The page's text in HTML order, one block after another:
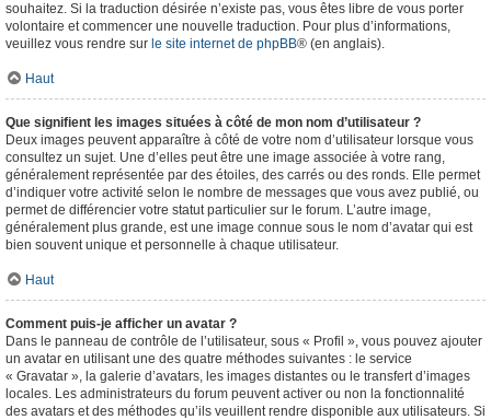
souhaitez. Si la traduction désirée n’existe pas, vous êtes libre de vous porter
volontaire et commencer une nouvelle traduction. Pour plus d’informations,
veuillez vous rendre sur le site internet de phpBB® (en anglais).
Haut
Que signifient les images situées à côté de mon nom d’utilisateur ?
Deux images peuvent apparaître à côté de votre nom d’utilisateur lorsque vous
consultez un sujet. Une d’elles peut être une image associée à votre rang,
généralement représentée par des étoiles, des carrés ou des ronds. Elle permet
d’indiquer votre activité selon le nombre de messages que vous avez publié, ou
permet de différencier votre statut particulier sur le forum. L’autre image,
généralement plus grande, est une image connue sous le nom d’avatar qui est
bien souvent unique et personnelle à chaque utilisateur.
Haut
Comment puis-je afficher un avatar ?
Dans le panneau de contrôle de l’utilisateur, sous « Profil », vous pouvez ajouter
un avatar en utilisant une des quatre méthodes suivantes : le service
« Gravatar », la galerie d’avatars, les images distantes ou le transfert d’images
locales. Les administrateurs du forum peuvent activer ou non la fonctionnalité
des avatars et des méthodes qu’ils veuillent rendre disponible aux utilisateurs. Si